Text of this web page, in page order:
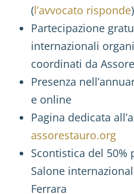
(l’avvocato risponde)
Partecipazione
internazionali
coordinati da
Presenza
e online
Pagina dedicata
assorestauro.org
Scontistica del 50%
Salone
Ferrara